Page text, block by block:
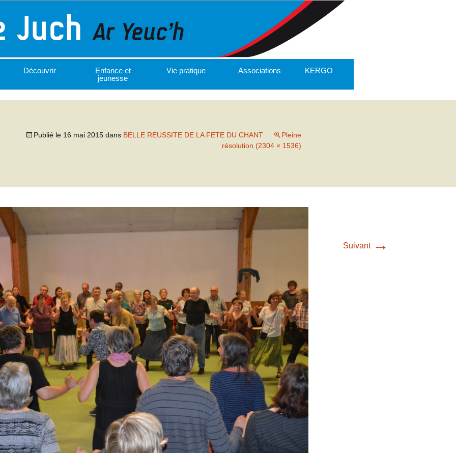
Découvrir
Enfance et
jeunesse
Vie pratique Associations KERGO
Publié le 16 mai 2015 dans BELLE REUSSITE DE LA FETE DU CHANT
Pleine
résolution (2304 × 1536)
Suivant →